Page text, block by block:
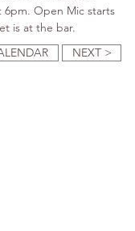
6pm. Open Mic starts
is at the bar.
NEXT >